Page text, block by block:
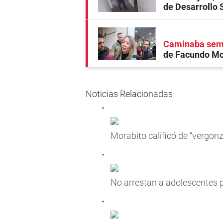
de Desarrollo
Caminaba
de Facundo
Noticias Relacionadas
Morabito calificó de
No arrestan a adolescentes